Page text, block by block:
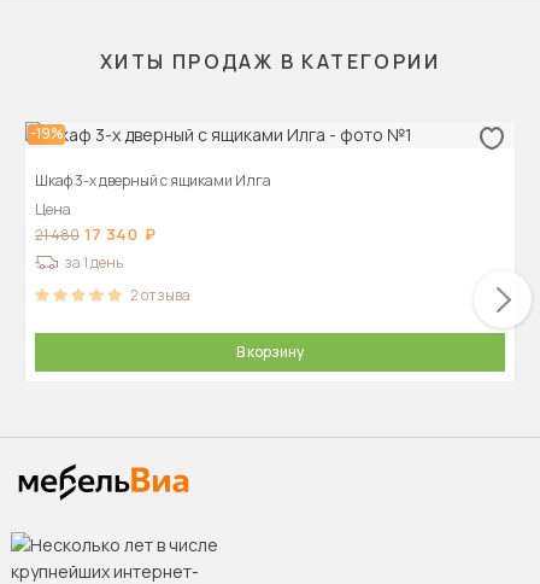
ХИТЫ ПРОДАЖ В КАТЕГОРИИ
-19%
Шкаф 3-х дверный с ящиками Илга
Цена
21 480 17 340
за 1 день
2отзыва
В корзину